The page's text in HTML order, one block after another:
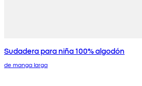
Sudadera para niña 100% algodón
de manga larga